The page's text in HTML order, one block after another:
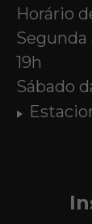
Horário
Segunda
19h
Sábado